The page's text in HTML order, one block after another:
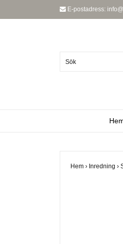
E-postadress:
Hem › Inredning ›